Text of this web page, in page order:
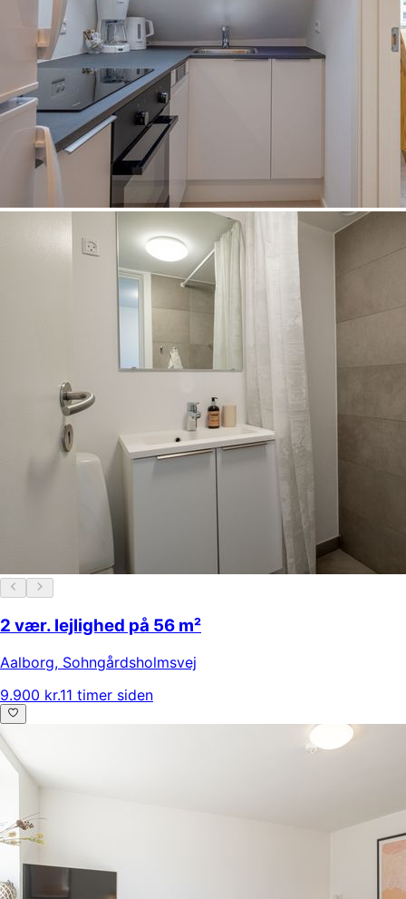
2 vær. lejlighed på 56 m²
Aalborg, Sohngårdsholmsvej
9.900 kr.11 timer siden